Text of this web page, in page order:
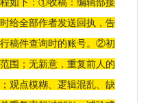
给全部作者发送回执，告
稿件查询时的账号。②初
围；无新意，重复前人的
观点模糊、逻辑混乱、缺